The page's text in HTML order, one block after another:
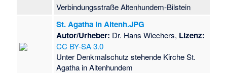
Verbindungsstraße Altenhundem-Bilstein
St. Agatha in Altenh.JPG
Autor/Urheber: Dr. Hans Wiechers, Lizenz:
CC BY-SA 3.0
Unter Denkmalschutz stehende Kirche St.
Agatha in Altenhundem